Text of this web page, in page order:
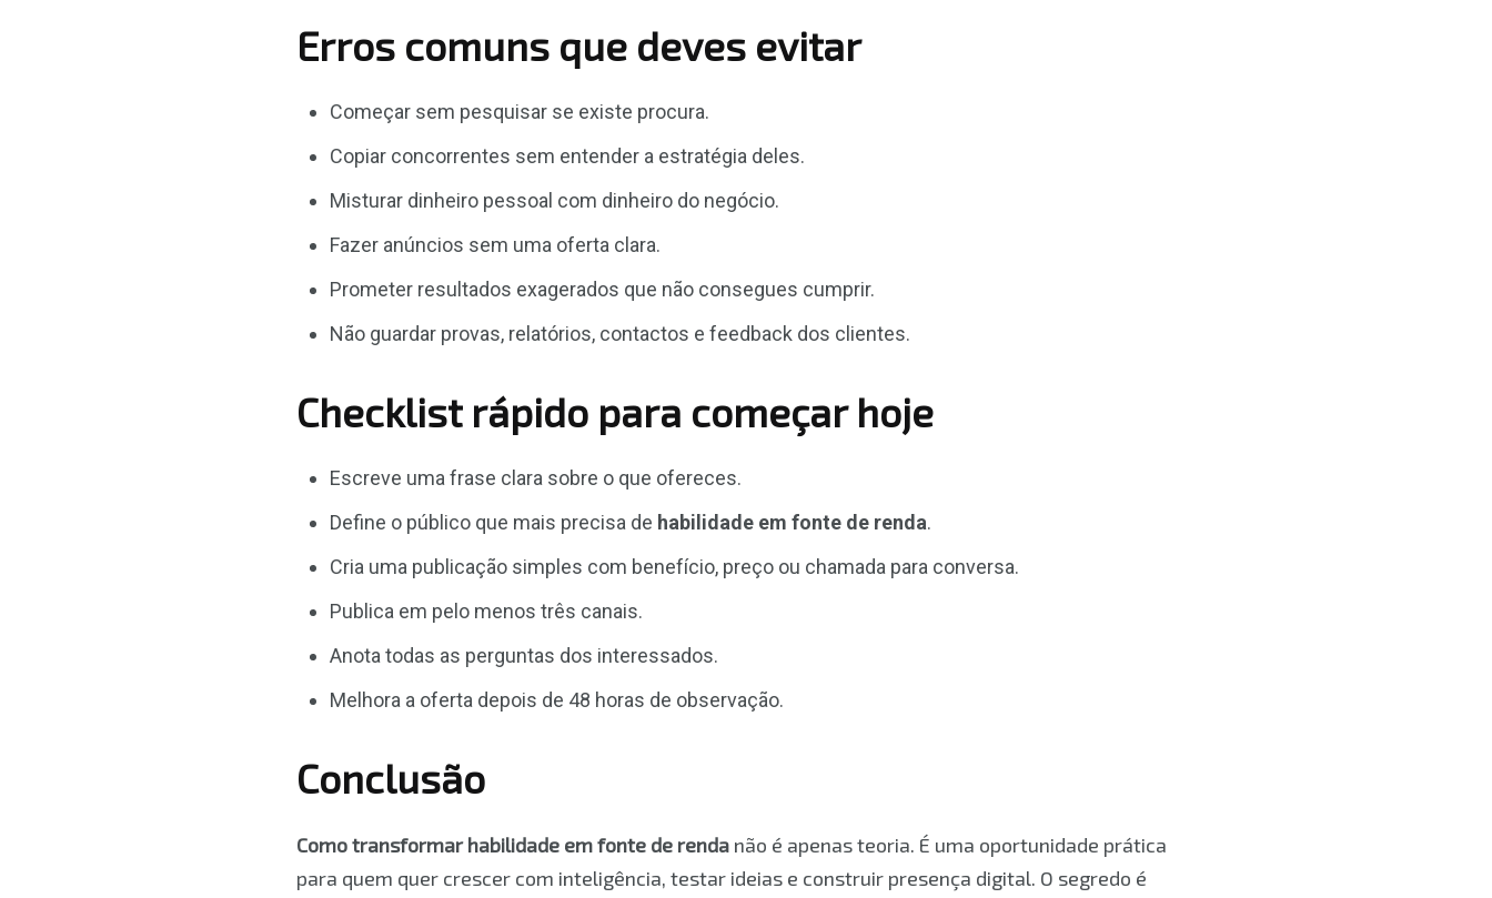
Erros comuns que deves evitar
Começar sem pesquisar se existe procura.
Copiar concorrentes sem entender a estratégia deles.
Misturar dinheiro pessoal com dinheiro do negócio.
Fazer anúncios sem uma oferta clara.
Prometer resultados exagerados que não consegues cumprir.
Não guardar provas, relatórios, contactos e feedback dos clientes.
Checklist rápido para começar hoje
Escreve uma frase clara sobre o que ofereces.
Define o público que mais precisa de habilidade em fonte de renda.
Cria uma publicação simples com benefício, preço ou chamada para conversa.
Publica em pelo menos três canais.
Anota todas as perguntas dos interessados.
Melhora a oferta depois de 48 horas de observação.
Conclusão
Como transformar habilidade em fonte de renda não é apenas teoria. É uma oportunidade prática
para quem quer crescer com inteligência, testar ideias e construir presença digital. O segredo é